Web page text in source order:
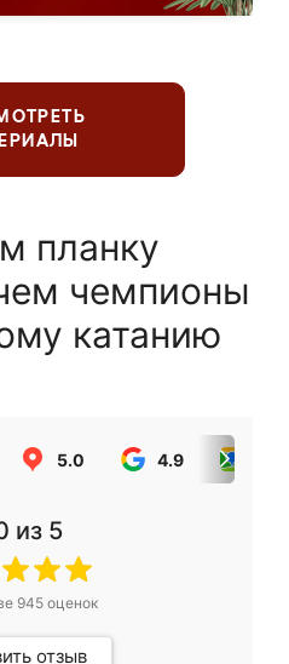
планку
чемпионы
катанию
5.0 4.9
из 5
945оценок
отзыв